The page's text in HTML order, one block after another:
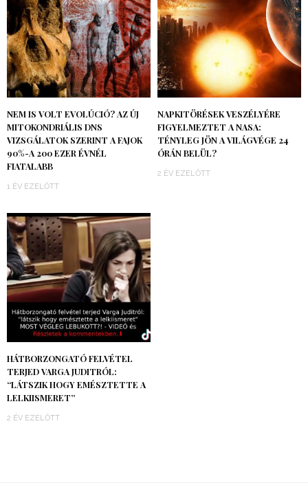
NEM IS VOLT EVOLÚCIÓ? AZ ÚJ
MITOKONDRIÁLIS DNS
VIZSGÁLATOK SZERINT A FAJOK
90%-A 200 EZER ÉVNÉL
FIATALABB
1 ÉV EZELŐTT
NAPKITÖRÉSEK VESZÉLYÉRE
FIGYELMEZTET A NASA:
TÉNYLEG JÖN A VILÁGVÉGE 24
ÓRÁN BELÜL?
2 ÉV EZELŐTT
HÁTBORZONGATÓ FELVÉTEL
TERJED VARGA JUDITRÓL:
“LÁTSZIK HOGY EMÉSZTETTE A
LELKIISMERET”
2 ÉV EZELŐTT